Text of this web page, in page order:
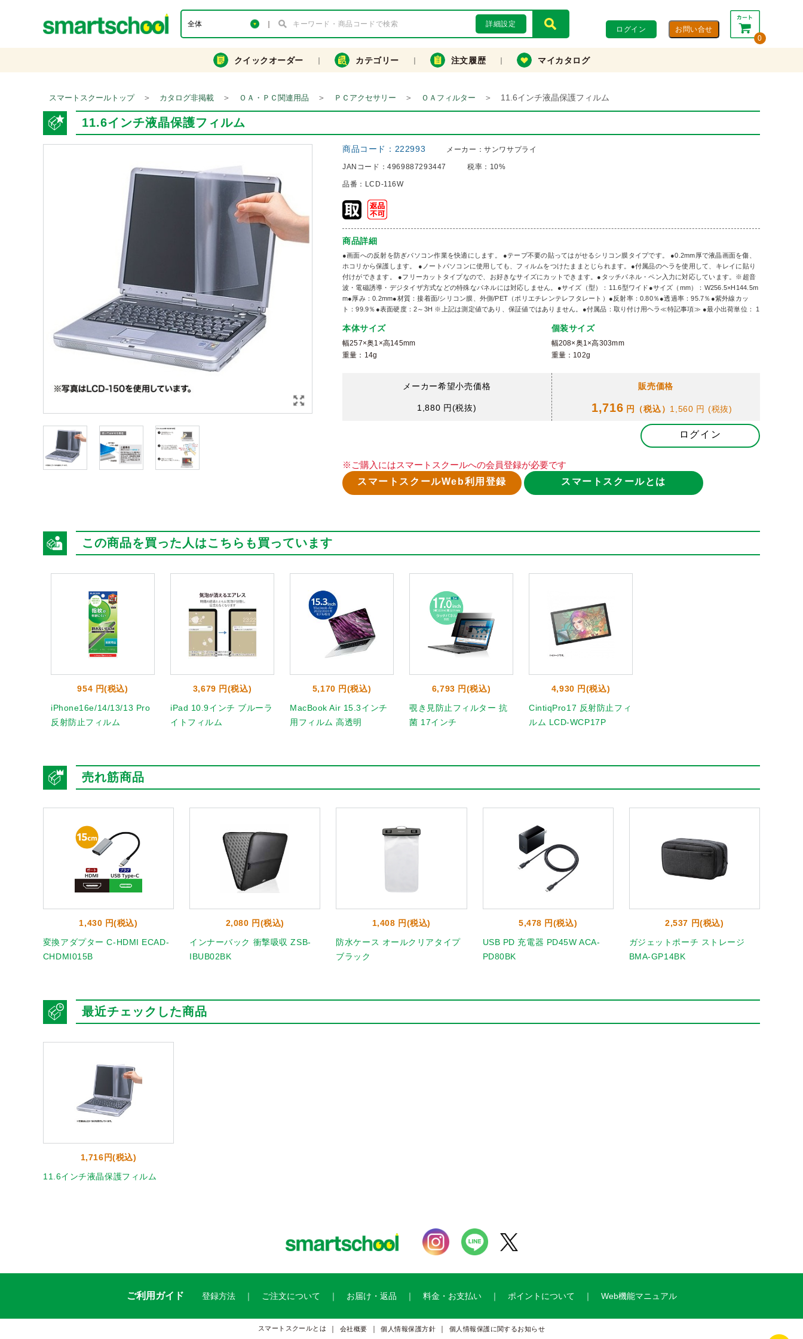
詳細設定
ログイン
0
合計： 0円
カートを見る・注文する
クイックオーダー カテゴリー 注文履歴 マイカタログ
スマートスクールトップ ＞ カタログ非掲載 ＞ ＯＡ・ＰＣ関連用品 ＞ ＰＣアクセサリー ＞ ＯＡフィルター ＞ 11.6インチ液晶保護フィルム
11.6インチ液晶保護フィルム
商品コード： 222993 メーカー：サンワサプライ
JANコード：4969887293447 税率： 10%
品番： LCD-116W
商品詳細
●画面への反射を防ぎパソコン作業を快適にします。 ●テープ不要の貼ってはがせるシリコン膜タイプです。 ●0.2mm厚で液晶画面を傷、
ホコリから保護します。 ●ノートパソコンに使用しても、フィルムをつけたままとじられます。●付属品のヘラを使用して、キレイに貼り
付けができます。 ●フリーカットタイプなので、お好きなサイズにカットできます。●タッチパネル・ペン入力に対応しています。※超音
波・電磁誘導・デジタイザ方式などの特殊なパネルには対応しません。●サイズ（型）：11.6型ワイド●サイズ（mm）：W256.5×H144.5m
m●厚み：0.2mm●材質：接着面/シリコン膜、外側/PET（ポリエチレンテレフタレート）●反射率：0.80％●透過率：95.7％●紫外線カッ
ト：99.9％●表面硬度：2～3H ※上記は測定値であり、保証値ではありません。●付属品：取り付け用ヘラ≪特記事項≫ ●最小出荷単位： 1
本体サイズ
幅257×奥1×高145mm
重量：14g
個装サイズ
幅208×奥1×高303mm
重量：102g
メーカー希望小売価格
1,880 円(税抜)
販売価格
1,716 円（税込） 1,560 円 (税抜)
ログイン
※ご購入にはスマートスクールへの会員登録が必要です
スマートスクールWeb利用登録
スマートスクールとは
この商品を買った人はこちらも買っています
954 円(税込)
iPhone16e/14/13/13 Pro
反射防止フィルム
3,679 円(税込)
iPad 10.9インチ ブルーラ
イトフィルム
5,170 円(税込)
MacBook Air 15.3インチ
用フィルム 高透明
6,793 円(税込)
覗き見防止フィルター 抗
菌 17インチ
4,930 円(税込)
CintiqPro17 反射防止フィ
ルム LCD-WCP17P
売れ筋商品
1,430 円(税込)
変換アダプター C-HDMI ECAD-
CHDMI015B
2,080 円(税込)
インナーバック 衝撃吸収 ZSB-
IBUB02BK
1,408 円(税込)
防水ケース オールクリアタイプ
ブラック
5,478 円(税込)
USB PD 充電器 PD45W ACA-
PD80BK
2,537 円(税込)
ガジェットポーチ ストレージ
BMA-GP14BK
最近チェックした商品
1,716円(税込)
11.6インチ液晶保護フィルム
ご利用ガイド 登録方法 ご注文について お届け・返品 料金・お支払い ポイントについて Web機能マニュアル
スマートスクールとは 会社概要 個人情報保護方針 個人情報保護に関するお知らせ